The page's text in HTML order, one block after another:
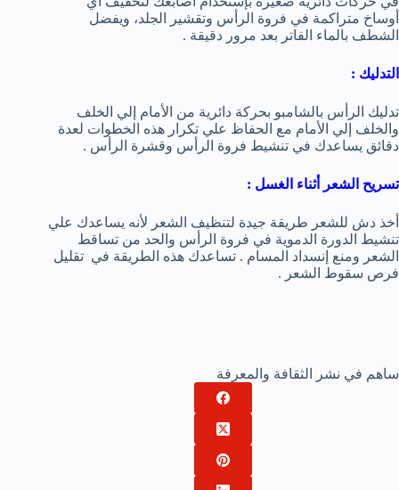
أوساخ متراكمة في فروة الرأس وتقشير الجلد، ويفضل
الشطف بالماء الفاتر بعد مرور دقيقة .
التدليك :
تدليك الرأس بالشامبو بحركة دائرية من الأمام إلي الخلف
والخلف إلي الأمام مع الحفاظ علي تكرار هذه الخطوات لعدة
دقائق يساعدك في تنشيط فروة الرأس وقشرة الرأس .
تسريح الشعر أثناء الغسل :
أخذ دش للشعر طريقة جيدة لتنظيف الشعر لأنه يساعدك علي
تنشيط الدورة الدموية في فروة الرأس والحد من تساقط
الشعر ومنع إنسداد المسام . تساعدك هذه الطريقة في تقليل
فرص سقوط الشعر .
ساهم في نشر الثقافة والمعرفة